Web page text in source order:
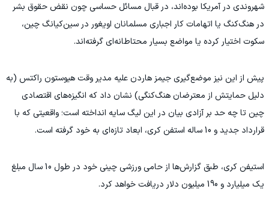
شهروندی در آمریکا بوده‌اند، در قبال مسائل حساسی چون نقض حقوق بشر
در هنگ‌کنگ یا اتهامات کار اجباری مسلمانان اویغور در سین‌کیانگ چین،
سکوت اختیار کرده یا مواضع بسیار محتاطانه‌ای گرفته‌اند.
پیش از این نیز موضع‌گیری جیمز هاردن علیه مدیر وقت هیوستون راکتس (به
دلیل حمایتش از معترضان هنگ‌کنگی) نشان داد که انگیزه‌های اقتصادی
چین تا چه حد بر آزادی بیان در این لیگ سایه انداخته است؛ واقعیتی که با
قرارداد جدید و 10 ساله استفن کری، ابعاد تازه‌ای به خود گرفته است.
استیفن کری، طبق گزارش‌ها از حامی ورزشی چینی خود در طول 10 سال مبلغ
یک میلیارد و 190 میلیون دلار دریافت خواهد کرد.